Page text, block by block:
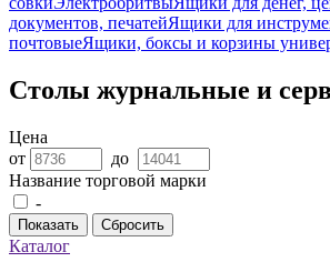
документов, печатейЯщики для
почтовыеЯщики, боксы и корзины
Столы журнальные и
Цена
от
до
Название торговой марки
-
Показать Сбросить
Каталог